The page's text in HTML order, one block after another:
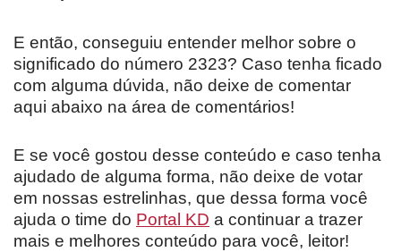
E então, conseguiu entender melhor sobre o
significado do número 2323? Caso tenha ficado
com alguma dúvida, não deixe de comentar
aqui abaixo na área de comentários!
E se você gostou desse conteúdo e caso tenha
ajudado de alguma forma, não deixe de votar
em nossas estrelinhas, que dessa forma você
ajuda o time do Portal KD a continuar a trazer
mais e melhores conteúdo para você, leitor!